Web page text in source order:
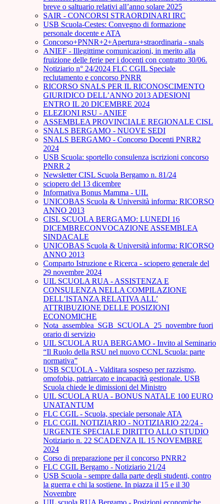
breve o saltuario relativi all’anno solare 2025
SAIR - CONCORSI STRAORDINARI IRC
USB Scuola-Cestes: Convegno di formazione
personale docente e ATA
Concorso+PNNR+2+Apertura+straordinaria - snals
ANIEF - Illegittime comunicazioni, in merito alla
fruizione delle ferie per i docenti con contratto 30/06.
Notiziario n° 24/2024 FLC CGIL Speciale
reclutamento e concorso PNRR
RICORSO SNALS PER IL RICONOSCIMENTO
GIURIDICO DELL’ANNO 2013 ADESIONI
ENTRO IL 20 DICEMBRE 2024
ELEZIONI RSU - ANIEF
ASSEMBLEA PROVINCIALE REGIONALE CISL
SNALS BERGAMO - NUOVE SEDI
SNALS BERGAMO - Concorso Docenti PNRR2
2024
USB Scuola: sportello consulenza iscrizioni concorso
PNRR 2
Newsletter CISL Scuola Bergamo n. 81/24
sciopero del 13 dicembre
Informativa Bonus Mamma - UIL
UNICOBAS Scuola & Università informa: RICORSO
ANNO 2013
CISL SCUOLA BERGAMO: LUNEDI 16
DICEMBRECONVOCAZIONE ASSEMBLEA
SINDACALE
UNICOBAS Scuola & Università informa: RICORSO
ANNO 2013
Comparto Istruzione e Ricerca - sciopero generale del
29 novembre 2024
UIL SCUOLA RUA - ASSISTENZA E
CONSULENZA NELLA COMPILAZIONE
DELL’ISTANZA RELATIVA ALL’
ATTRIBUZIONE DELLE POSIZIONI
ECONOMICHE
Nota_assemblea_SGB_SCUOLA_25_novembre fuori
orario di servizio
UIL SCUOLA RUA BERGAMO - Invito al Seminario
“Il Ruolo della RSU nel nuovo CCNL Scuola: parte
normativa”
USB SCUOLA - Valditara sospeso per razzismo,
omofobia, patriarcato e incapacità gestionale. USB
Scuola chiede le dimissioni del Ministro
UIL SCUOLA RUA - BONUS NATALE 100 EURO
UNATANTUM
FLC CGIL - Scuola, speciale personale ATA
FLC CGIL NOTIZIARIO - NOTIZIARIO 22/24 -
URGENTE SPECIALE DIRITTO ALLO STUDIO
Notiziario n. 22 SCADENZA IL 15 NOVEMBRE
2024
Corso di preparazione per il concorso PNRR2
FLC CGIL Bergamo - Notiziario 21/24
USB Scuola - sempre dalla parte degli studenti, contro
la guerra e chi la sostiene. In piazza il 15 e il 30
Novembre